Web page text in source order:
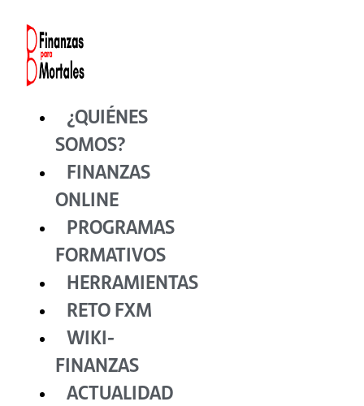
contenido
¿QUIÉNES
SOMOS?
FINANZAS
ONLINE
PROGRAMAS
FORMATIVOS
HERRAMIENTAS
RETO FXM
WIKI-
FINANZAS
ACTUALIDAD